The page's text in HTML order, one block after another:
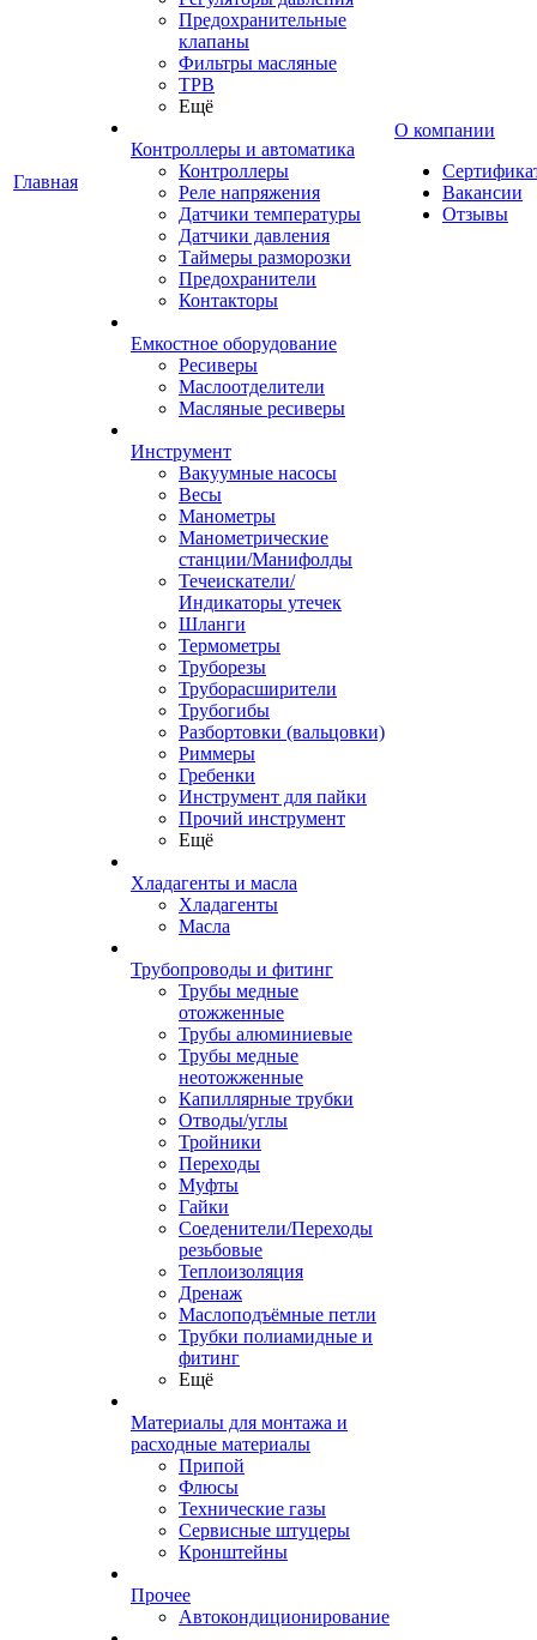
Главная
Предохранительные
клапаны
Фильтры масляные
ТРВ
Ещё
Контроллеры и автоматика
Контроллеры
Реле напряжения
Датчики температуры
Датчики давления
Таймеры разморозки
Предохранители
Контакторы
Емкостное оборудование
Ресиверы
Маслоотделители
Масляные ресиверы
Инструмент
Вакуумные насосы
Весы
Манометры
Манометрические
станции/Манифолды
Течеискатели/
Индикаторы утечек
Шланги
Термометры
Труборезы
Труборасширители
Трубогибы
Разбортовки (вальцовки)
Риммеры
Гребенки
Инструмент для пайки
Прочий инструмент
Ещё
Хладагенты и масла
Хладагенты
Масла
Трубопроводы и фитинг
Трубы медные
отожженные
Трубы алюминиевые
Трубы медные
неотожженные
Капиллярные трубки
Отводы/углы
Тройники
Переходы
Муфты
Гайки
Соеденители/Переходы
резьбовые
Теплоизоляция
Дренаж
Маслоподъёмные петли
Трубки полиамидные и
фитинг
Ещё
Материалы для монтажа и
расходные материалы
Припой
Флюсы
Технические газы
Сервисные штуцеры
Кронштейны
Прочее
Автокондиционирование
О компании
Вакансии
Отзывы